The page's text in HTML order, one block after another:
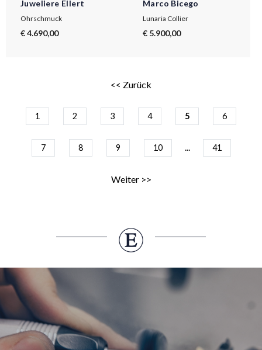
Juweliere Ellert
Ohrschmuck
€ 4.690,00
Marco Bicego
Lunaria Collier
€ 5.900,00
<< Zurück
1 2 3 4 5 6
7 8 9 10 41
Weiter >>